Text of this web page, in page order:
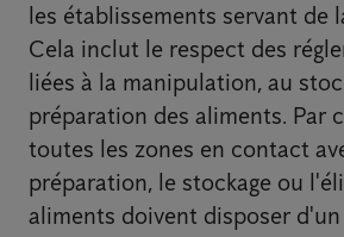
les établissements servant de
Cela inclut le respect des
liées à la manipulation, au
préparation des aliments. Par
toutes les zones en contact
préparation, le stockage ou
aliments doivent disposer